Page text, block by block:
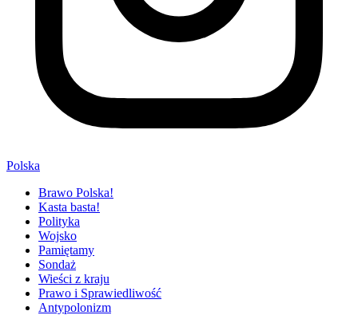
Polska
Brawo Polska!
Kasta basta!
Polityka
Wojsko
Pamiętamy
Sondaż
Wieści z kraju
Prawo i Sprawiedliwość
Antypolonizm